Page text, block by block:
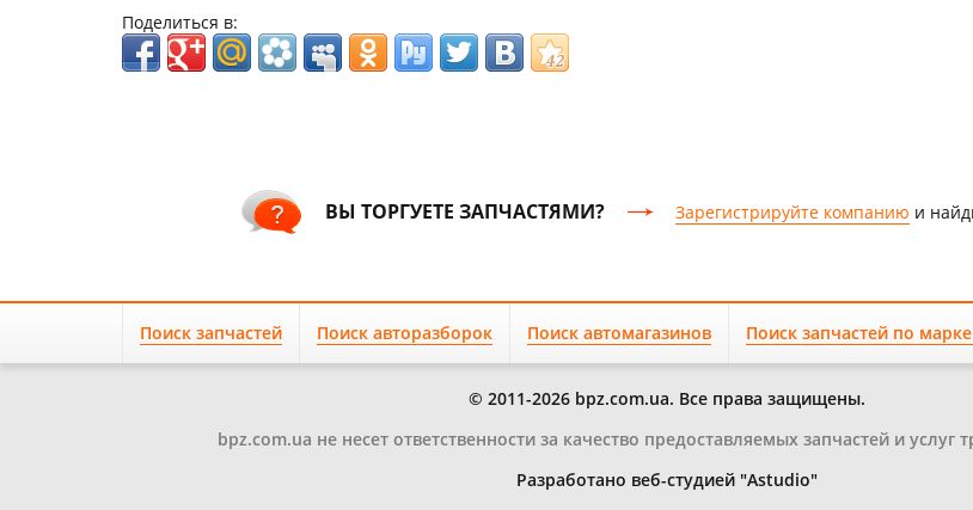
Поделиться в:
ВЫ ТОРГУЕТЕ ЗАПЧАСТЯМИ? Зарегистрируйте компанию и
Поиск запчастей Поиск авторазборок Поиск автомагазинов Поиск запчастей по
© 2011-2026 bpz.com.ua. Все права защищены.
bpz.com.ua не несет ответственности за качество предоставляемых запчастей и услуг
Разработано веб-студией "Astudio"